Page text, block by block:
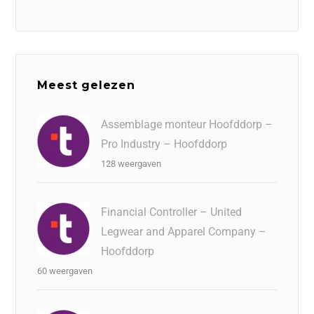
Meest gelezen
Assemblage monteur Hoofddorp –
Pro Industry – Hoofddorp
128 weergaven
Financial Controller – United
Legwear and Apparel Company –
Hoofddorp
60 weergaven